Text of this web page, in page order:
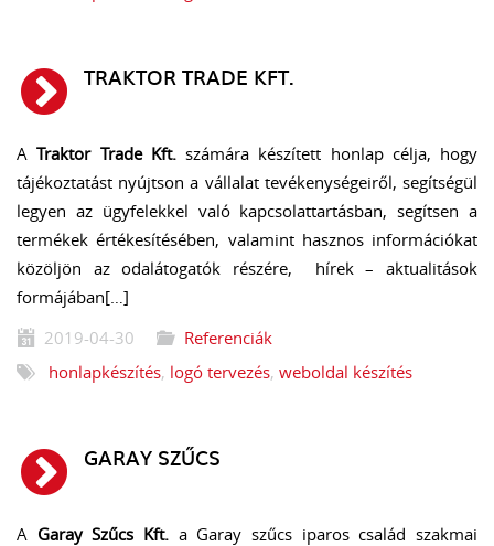
TRAKTOR TRADE KFT.
ATraktor Trade Kft.számára készített honlap célja, hogy
tájékoztatást nyújtson a vállalat tevékenységeiről, segítségül
legyen az ügyfelekkel való kapcsolattartásban, segítsen a
termékek értékesítésében, valamint hasznos információkat
közöljön az odalátogatók részére, hírek – aktualitások
formájában[…]
2019-04-30
Referenciák
honlapkészítés, logó tervezés, weboldal készítés
GARAY SZŰCS
A Garay Szűcs Kft. a Garay szűcs iparos család szakmai